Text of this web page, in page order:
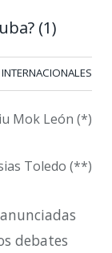
(1)
INTERNACIONALES
Mok León (*)
Toledo (**)
debates